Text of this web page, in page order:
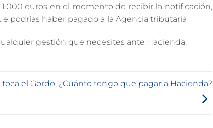
euros en el momento de recibir la notificación,
podrías haber pagado a la Agencia tributaria
gestión que necesites ante Hacienda.
toca el Gordo, ¿Cuánto tengo que pagar a Hacienda?